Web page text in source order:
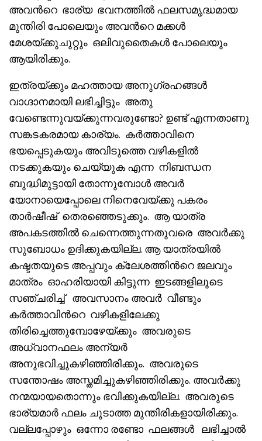
അവൻറെ ഭാര്യ ഭവനത്തിൽ ഫലസമൃദ്ധമായ
മുന്തിരി പോലെയും അവൻറെ മക്കൾ
മേശയ്ക്കുചുറ്റും ഒലിവുതൈകൾ പോലെയും
ആയിരിക്കും.
ഇത്രയ്ക്കും മഹത്തായ അനുഗ്രഹങ്ങൾ
വാഗ്ദാനമായി ലഭിച്ചിട്ടും അതു
വേണ്ടെന്നുവയ്ക്കുന്നവരുണ്ടോ? ഉണ്ട് എന്നതാണു
സങ്കടകരമായ കാര്യം. കർത്താവിനെ
ഭയപ്പെടുകയും അവിടുത്തെ വഴികളിൽ
നടക്കുകയും ചെയ്യുക എന്ന നിബന്ധന
ബുദ്ധിമുട്ടായി തോന്നുമ്പോൾ അവർ
യോനായെപ്പോലെ നിനെവേയ്ക്കു പകരം
താർഷീഷ് തെരഞ്ഞെടുക്കും. ആ യാത്ര
അപകടത്തിൽ ചെന്നെത്തുന്നതുവരെ അവർക്കു
സുബോധം ഉദിക്കുകയില്ല. ആ യാത്രയിൽ
കഷ്ടതയുടെ അപ്പവും ക്ലേശത്തിൻറെ ജലവും
മാത്രം ഓഹരിയായി കിട്ടുന്ന ഇടങ്ങളിലൂടെ
സഞ്ചരിച്ച് അവസാനം അവർ വീണ്ടും
കർത്താവിൻറെ വഴികളിലേക്കു
തിരിച്ചെത്തുമ്പോഴേയ്ക്കും അവരുടെ
അധ്വാനഫലം അന്യർ
അനുഭവിച്ചുകഴിഞ്ഞിരിക്കും. അവരുടെ
സന്തോഷം അസ്തമിച്ചുകഴിഞ്ഞിരിക്കും. അവർക്കു
നന്മയായതൊന്നും ഭവിക്കുകയില്ല. അവരുടെ
ഭാര്യമാർ ഫലം ചൂടാത്ത മുന്തിരികളായിരിക്കും.
വല്ലപ്പോഴും ഒന്നോ രണ്ടോ ഫലങ്ങൾ ലഭിച്ചാൽ